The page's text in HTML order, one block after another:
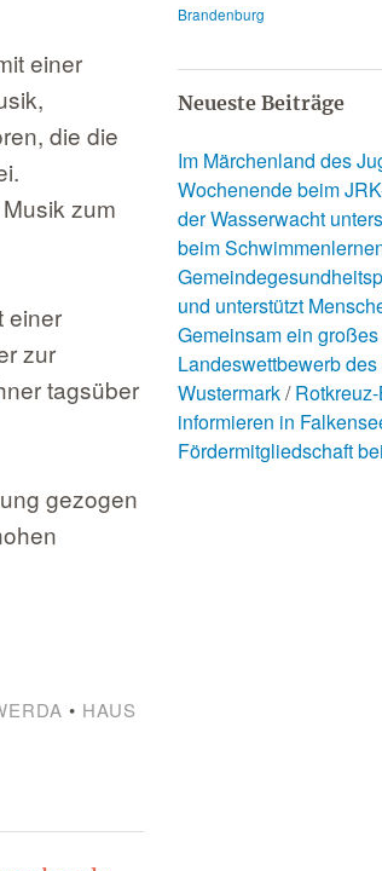
einer
die die
zum
einer
zur
tagsüber
gezogen
• HAUS
Brandenburg
Neueste Beiträge
Im Märchenland des
Wochenende beim
der Wasserwacht
beim
und unterstützt
Gemeinsam ein
Landeswettbewerb
Wustermark
informieren in
Fördermitgliedschaft